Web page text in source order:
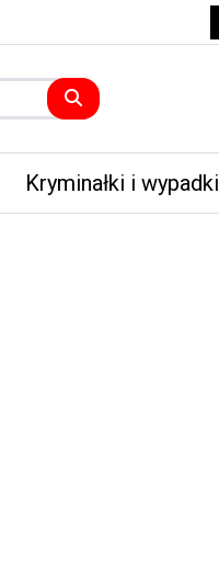
Kryminałki i wypadki